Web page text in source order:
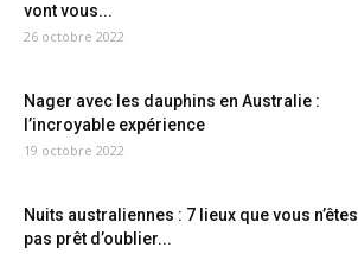
vont vous...
26 octobre 2022
Nager avec les dauphins en Australie :
l’incroyable expérience
19 octobre 2022
Nuits australiennes : 7 lieux que vous n’êtes
pas prêt d’oublier...